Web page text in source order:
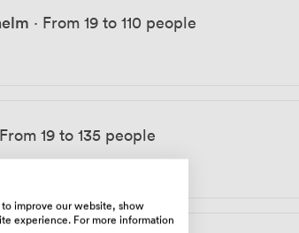
· From 19 to 110 people
From 19 to 135 people
improve our website, show
experience. For more information